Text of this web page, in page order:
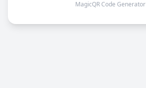
MagicQR Code Generator